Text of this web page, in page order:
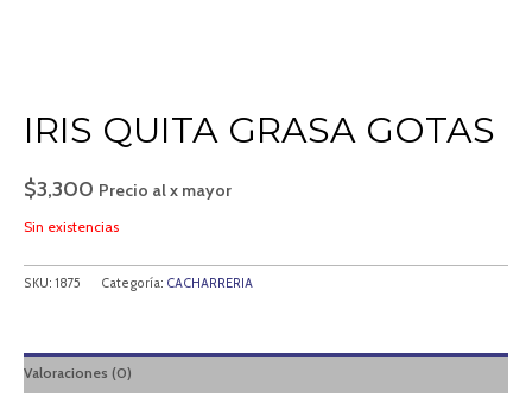
IRIS QUITA GRASA GOTAS
$3,300 Precio al x mayor
Sin existencias
SKU: 1875 Categoría: CACHARRERIA
Valoraciones (0)